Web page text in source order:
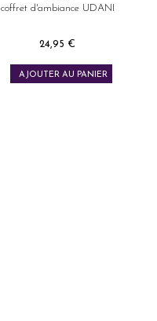
coffret d'ambiance UDANI
Prix
24,95 €
AJOUTER AU PANIER